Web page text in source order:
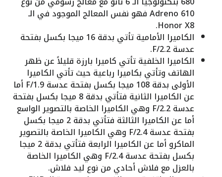
Adreno 610 فهو نفس المعالج الموجود في الـ
Honor X8.
الكاميرا الأمامية تأتي بدقة 16 ميجا بكسل بفتحة
عدسة F/2.2.
الكاميرا الخلفية تأتي كاميرا بارزة قليلاً عن ظهر
الهاتف وتأتي بكاميرا رباعية حيث تأتي الكاميرا
الأولى بدقة 108 ميجا بكسل بفتحة عدسة F/1.9 أما
عن الكاميرا الثانية فتأتي بدقة 8 ميجا بكسل بفتحة
عدسة F/2.2 وهي الكاميرا الخاصة بالتصوير الواسع
أما عن الكاميرا الثالثة فتأتي بدقة 2 ميجا بكسل
بفتحة عدسة F/2.4 وهي الكاميرا الخاصة بالتصوير
الماكرو أما عن الكاميرا الرابعة فتأتي بدقة 2 ميجا
بكسل بفتحة عدسة F/2.4 وهي الكاميرا الخاصة
بالعزل مع فلاش أحادي من نوع ليد فلاش.